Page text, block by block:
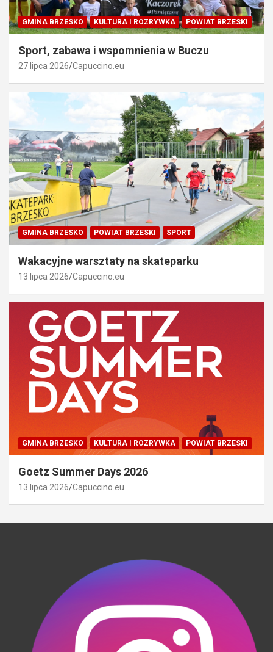
GMINA BRZESKO KULTURA I ROZRYWKA POWIAT BRZESKI
Sport, zabawa i wspomnienia w Buczu
27 lipca 2026 Capuccino.eu
GMINA BRZESKO POWIAT BRZESKI SPORT
Wakacyjne warsztaty na skateparku
13 lipca 2026 Capuccino.eu
GMINA BRZESKO KULTURA I ROZRYWKA POWIAT BRZESKI
Goetz Summer Days 2026
13 lipca 2026 Capuccino.eu